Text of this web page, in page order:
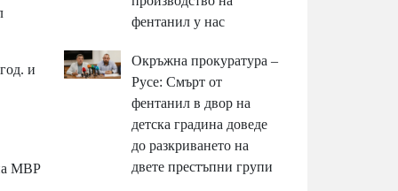
и
МВР
фентанил у нас
Окръжна прокуратура –
Русе: Смърт от
фентанил в двор на
детска градина доведе
до разкриването на
двете престъпни групи